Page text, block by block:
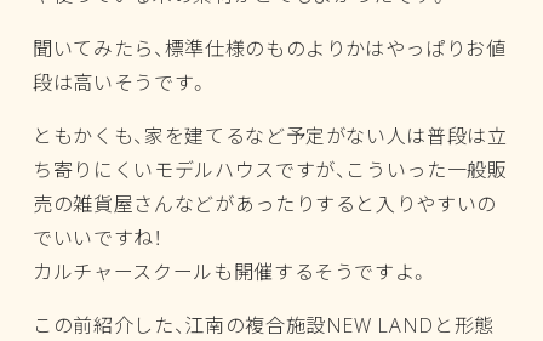
聞いてみたら、標準仕様のものよりかはやっぱりお値
段は高いそうです。
ともかくも、家を建てるなど予定がない人は普段は立
ち寄りにくいモデルハウスですが、こういった一般販
売の雑貨屋さんなどがあったりすると入りやすいの
でいいですね！
カルチャースクールも開催するそうですよ。
この前紹介した、江南の複合施設NEW LANDと形態